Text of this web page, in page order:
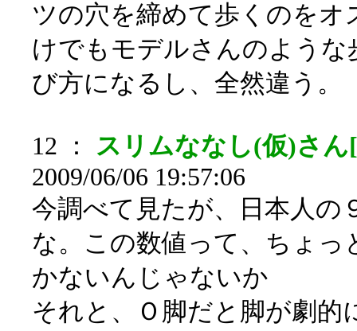
ツの穴を締めて歩くのを
けでもモデルさんのよう
び方になるし、全然違う。
12 ： スリムななし(仮)さ
2009/06/06 19:57:06
今調べて見たが、日本人の
な。この数値って、ちょっ
かないんじゃないか
それと、Ｏ脚だと脚が劇的